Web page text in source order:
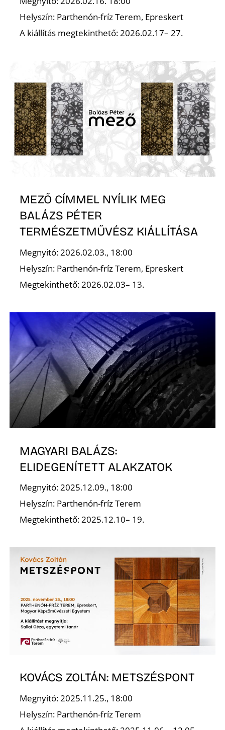
Helyszín: Parthenón-fríz Terem, Epreskert
A kiállítás megtekinthető: 2026.02.17– 27.
MEZŐ CÍMMEL NYÍLIK MEG
BALÁZS PÉTER
TERMÉSZETMŰVÉSZ KIÁLLÍTÁSA
Megnyitó: 2026.02.03., 18:00
Helyszín: Parthenón-fríz Terem, Epreskert
Megtekinthető: 2026.02.03– 13.
MAGYARI BALÁZS:
ELIDEGENÍTETT ALAKZATOK
Megnyitó: 2025.12.09., 18:00
Helyszín: Parthenón-fríz Terem
Megtekinthető: 2025.12.10– 19.
KOVÁCS ZOLTÁN: METSZÉSPONT
Megnyitó: 2025.11.25., 18:00
Helyszín: Parthenón-fríz Terem